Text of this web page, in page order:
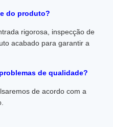
do produto?
rigorosa, inspecção de
acabado para garantir a
de qualidade?
de acordo com a